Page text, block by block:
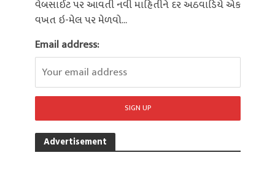
વેબસાઈટ પર આવતી નવી માહિતીને દર અઠવાડિયે એક
વખત ઇ-મેલ પર મેળવો...
Email address:
Advertisement